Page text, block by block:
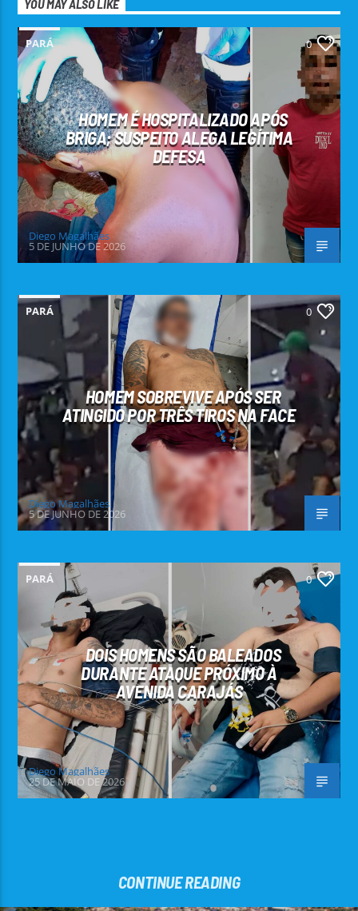
YOU MAY ALSO LIKE
PARÁ 0
HOMEM É HOSPITALIZADO APÓS
BRIGA; SUSPEITO ALEGA LEGÍTIMA
DEFESA
Diego Magalhães
5 DE JUNHO DE 2026
PARÁ 0
HOMEM SOBREVIVE APÓS SER
ATINGIDO POR TRÊS TIROS NA FACE
Diego Magalhães
5 DE JUNHO DE 2026
PARÁ 0
DOIS HOMENS SÃO BALEADOS
DURANTE ATAQUE PRÓXIMO À
AVENIDA CARAJÁS
Diego Magalhães
25 DE MAIO DE 2026
CONTINUE READING